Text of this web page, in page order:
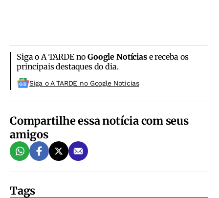
Siga o A TARDE noGoogle Notíciase receba os
principais destaques do dia.
Siga o A TARDE no Google Noticias
Compartilhe essa notícia com seus
amigos
Tags